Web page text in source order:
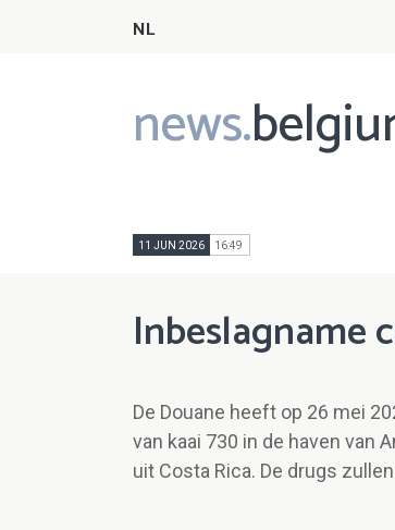
NL
news.
Main
navigation
11 JUN 2026 16:49
Inbeslagname
De Douane heeft op 26 mei
van kaai 730 in de haven van
uit Costa Rica. De drugs